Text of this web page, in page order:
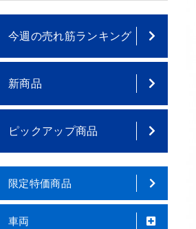
今週の売れ筋ランキング
新商品
ピックアップ商品
限定特価商品
車両